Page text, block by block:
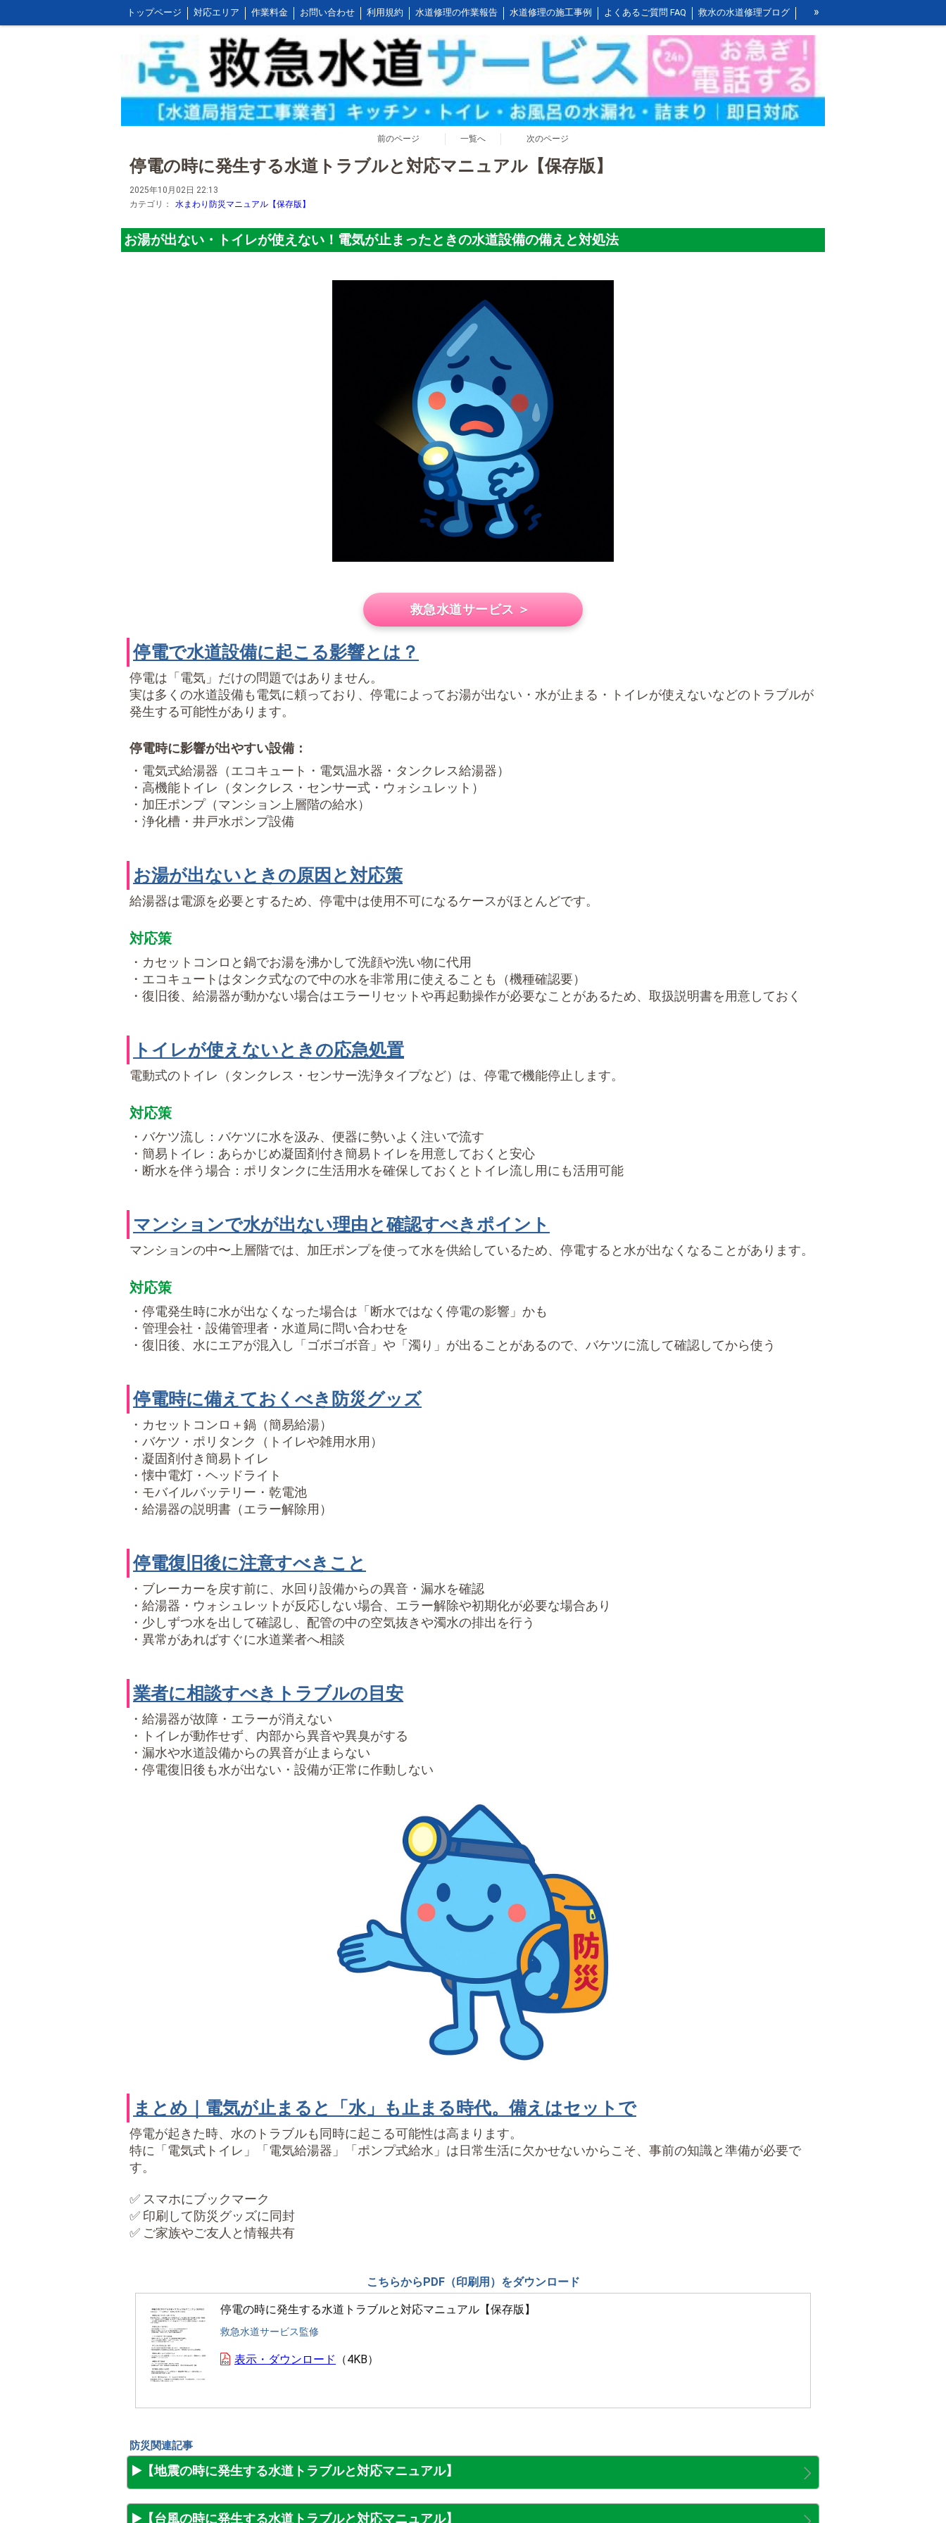
トップページ 対応エリア 作業料金 お問い合わせ 利用規約 水道修理の作業報告 水道修理の施工事例 よくあるご質問 FAQ 救水の水道修理ブログ
お客様の声とご感想 WEB割引ご利用方法 公式LINEアカウント 会社概要 キッチンの作業料金 トイレの作業料金 お風呂の作業料金 洗面所の作業料金
屋外の作業料金
»
前のページ 一覧へ 次のページ
停電の時に発生する水道トラブルと対応マニュアル【保存版】
2025年10月02日 22:13
カテゴリ：
水まわり防災マニュアル【保存版】
お湯が出ない・トイレが使えない！電気が止まったときの水道設備の備えと対処法
救急水道サービス ＞
停電で水道設備に起こる影響とは？
停電は「電気」だけの問題ではありません。
実は多くの水道設備も電気に頼っており、停電によってお湯が出ない・水が止まる・トイレが使えないなどのトラブルが
発生する可能性があります。
停電時に影響が出やすい設備：
・電気式給湯器（エコキュート・電気温水器・タンクレス給湯器）
・高機能トイレ（タンクレス・センサー式・ウォシュレット）
・加圧ポンプ（マンション上層階の給水）
・浄化槽・井戸水ポンプ設備
お湯が出ないときの原因と対応策
給湯器は電源を必要とするため、停電中は使用不可になるケースがほとんどです。
対応策
・カセットコンロと鍋でお湯を沸かして洗顔や洗い物に代用
・エコキュートはタンク式なので中の水を非常用に使えることも（機種確認要）
・復旧後、給湯器が動かない場合はエラーリセットや再起動操作が必要なことがあるため、取扱説明書を用意しておく
トイレが使えないときの応急処置
電動式のトイレ（タンクレス・センサー洗浄タイプなど）は、停電で機能停止します。
対応策
・バケツ流し：バケツに水を汲み、便器に勢いよく注いで流す
・簡易トイレ：あらかじめ凝固剤付き簡易トイレを用意しておくと安心
・断水を伴う場合：ポリタンクに生活用水を確保しておくとトイレ流し用にも活用可能
マンションで水が出ない理由と確認すべきポイント
マンションの中〜上層階では、加圧ポンプを使って水を供給しているため、停電すると水が出なくなることがあります。
対応策
・停電発生時に水が出なくなった場合は「断水ではなく停電の影響」かも
・管理会社・設備管理者・水道局に問い合わせを
・復旧後、水にエアが混入し「ゴボゴボ音」や「濁り」が出ることがあるので、バケツに流して確認してから使う
停電時に備えておくべき防災グッズ
・カセットコンロ＋鍋（簡易給湯）
・バケツ・ポリタンク（トイレや雑用水用）
・凝固剤付き簡易トイレ
・懐中電灯・ヘッドライト
・モバイルバッテリー・乾電池
・給湯器の説明書（エラー解除用）
停電復旧後に注意すべきこと
・ブレーカーを戻す前に、水回り設備からの異音・漏水を確認
・給湯器・ウォシュレットが反応しない場合、エラー解除や初期化が必要な場合あり
・少しずつ水を出して確認し、配管の中の空気抜きや濁水の排出を行う
・異常があればすぐに水道業者へ相談
業者に相談すべきトラブルの目安
・給湯器が故障・エラーが消えない
・トイレが動作せず、内部から異音や異臭がする
・漏水や水道設備からの異音が止まらない
・停電復旧後も水が出ない・設備が正常に作動しない
まとめ｜電気が止まると「水」も止まる時代。備えはセットで
停電が起きた時、水のトラブルも同時に起こる可能性は高まります。
特に「電気式トイレ」「電気給湯器」「ポンプ式給水」は日常生活に欠かせないからこそ、事前の知識と準備が必要で
す。
✅ スマホにブックマーク
✅ 印刷して防災グッズに同封
✅ ご家族やご友人と情報共有
こちらからPDF（印刷用）をダウンロード
停電の時に発生する水道トラブルと対応マニュアル【保存版】
救急水道サービス監修
表示・ダウンロード 4KB
防災関連記事
▶️【地震の時に発生する水道トラブルと対応マニュアル】
▶️【台風の時に発生する水道トラブルと対応マニュアル】